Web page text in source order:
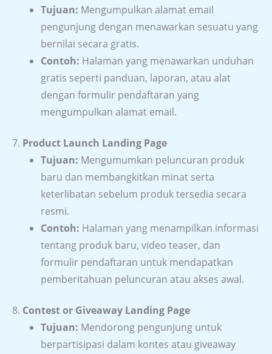
Tujuan: Mengumpulkan alamat email
pengunjung dengan menawarkan sesuatu yang
bernilai secara gratis.
Contoh: Halaman yang menawarkan unduhan
gratis seperti panduan, laporan, atau alat
dengan formulir pendaftaran yang
mengumpulkan alamat email.
7. Product Launch Landing Page
Tujuan: Mengumumkan peluncuran produk
baru dan membangkitkan minat serta
keterlibatan sebelum produk tersedia secara
resmi.
Contoh: Halaman yang menampilkan informasi
tentang produk baru, video teaser, dan
formulir pendaftaran untuk mendapatkan
pemberitahuan peluncuran atau akses awal.
8. Contest or Giveaway Landing Page
Tujuan: Mendorong pengunjung untuk
berpartisipasi dalam kontes atau giveaway